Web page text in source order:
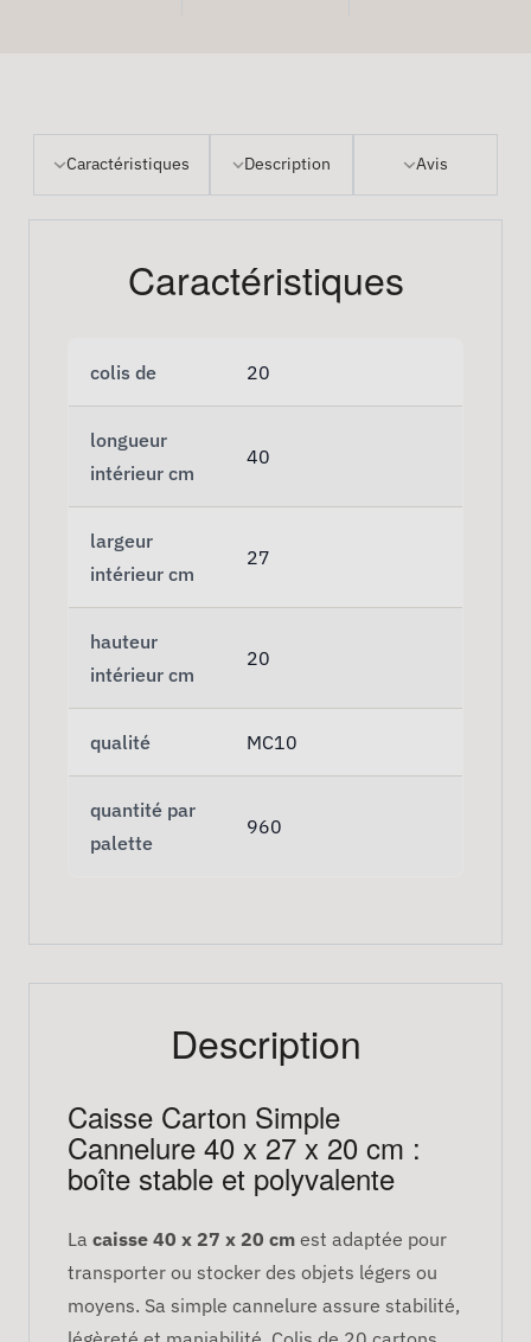
Caractéristiques Description Avis
Caractéristiques
colis de 20
longueur
intérieur cm
40
largeur
intérieur cm
27
hauteur
intérieur cm
20
qualité MC10
quantité par
palette
960
Description
Caisse Carton Simple
Cannelure 40 x 27 x 20 cm :
boîte stable et polyvalente
La caisse 40 x 27 x 20 cm est adaptée pour
transporter ou stocker des objets légers ou
moyens. Sa simple cannelure assure stabilité,